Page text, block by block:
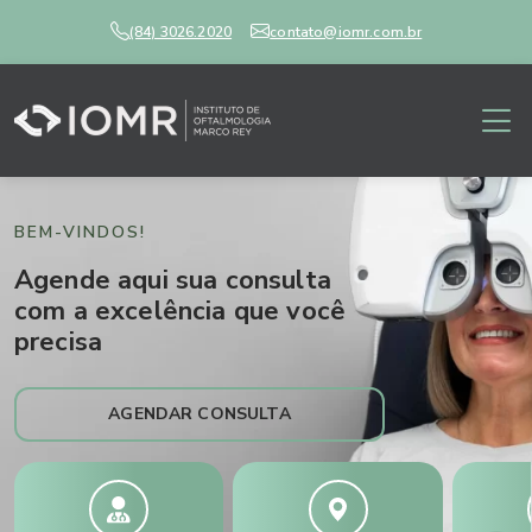
(84) 3026.2020 contato@iomr.com.br
BEM-VINDOS!
Agende aqui sua consulta
com a excelência que você
precisa
AGENDAR CONSULTA